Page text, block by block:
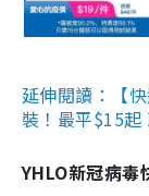
延伸閱讀：【
裝！最平$15起
YHLO新冠病毒